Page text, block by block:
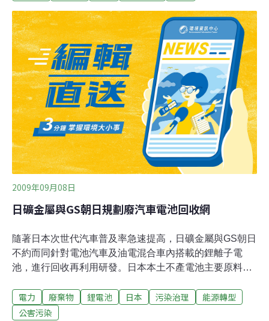
空氣動力學的原理設計，可減輕空氣阻力。機翼上鋪滿紙
張般薄的太陽能電池板，其鋰硫電池在日間儲存能量，使
飛機足夠日夜飛行，成為史上首架能源自足的飛機，而且
不會造成污染。 除了用作軍事監察，Zephyr亦可監測天
氣、山林大火和當作通訊中繼站，其功能媲美人造衛星，
但造價只有後者的百分之一。
2009年09月08日
日礦金屬與GS朝日規劃廢汽車電池回收網
隨著日本次世代汽車普及率急速提高，日礦金屬與GS朝日
不約而同針對電池汽車及油電混合車內搭載的鋰離子電
池，進行回收再利用研發。日本本土不產電池主要原料鋰
配有內建鋰電池，未來將產生大量廢棄電池。為解決原料
來源問題及有效活用資源，兩大公司均呼籲各汽車大廠及
電力 廢棄物 鋰電池 日本 污染治理
能源轉型
公害污染